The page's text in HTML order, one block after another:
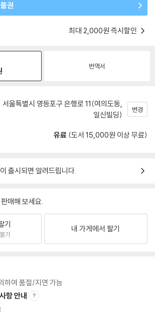
권
최대 2,000원 즉시할인
번역서
서울특별시 영등포구 은행로 11(여의도동,
일신빌딩)
변경
유료 (도서 15,000원 이상 무료)
출시되면 알려드립니다.
매해 보세요.
기
가
내 가게에서 팔기
하여 품절/지연 가능
항 안내